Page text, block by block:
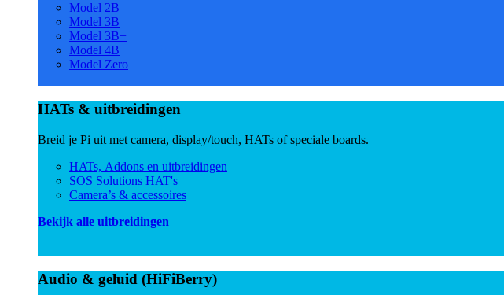
Model 2B
Model 3B
Model 3B+
Model 4B
Model Zero
HATs & uitbreidingen
Breid je Pi uit met camera, display/touch, HATs of speciale boards.
HATs, Addons en uitbreidingen
SOS Solutions HAT's
Camera’s & accessoires
Bekijk alle uitbreidingen
Audio & geluid (HiFiBerry)